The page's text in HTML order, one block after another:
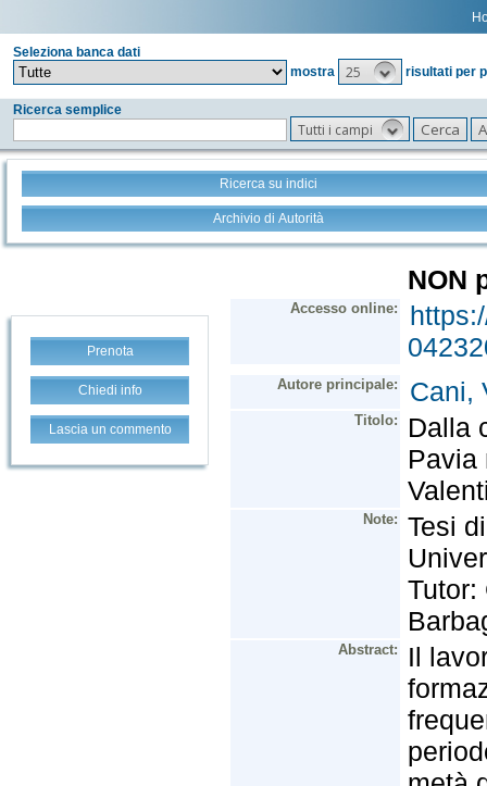
Seleziona banca dati
mostra
25 risultati per
Ricerca semplice
Tutti i campi
Ricerca su indici
Archivio di Autorità
Prenota
Chiedi info
Lascia un commento